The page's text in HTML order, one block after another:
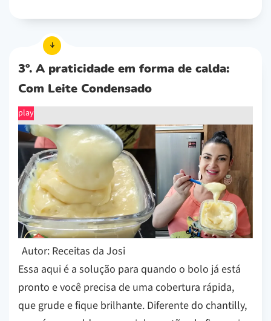
3º. A praticidade em forma de calda:
Com Leite Condensado
play
Autor: Receitas da Josi
Essa aqui é a solução para quando o bolo já está
pronto e você precisa de uma cobertura rápida,
que grude e fique brilhante. Diferente do chantilly,